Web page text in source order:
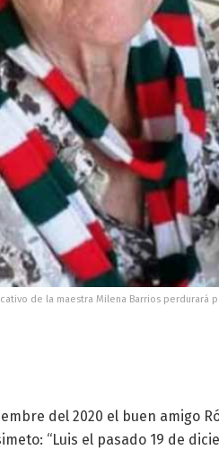
de la maestra Milena Barrios perdurará
del 2020 el buen amigo
“Luis el pasado 19 de